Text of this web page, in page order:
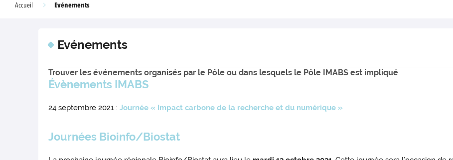
Accueil Evénements
Evénements
Trouver les événements organisés par le Pôle ou dans lesquels le Pôle IMABS est impliqué
Évènements IMABS
24 septembre 2021 :Journée « Impact carbone de la recherche et du numérique »
Journées Bioinfo/Biostat